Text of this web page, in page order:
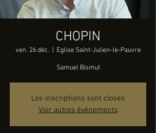
CHOPIN
ven. 26 déc. Eglise Saint-Julien-le-Pauvre
Samuel Bismut
Les inscriptions sont closes
Voir autres événements